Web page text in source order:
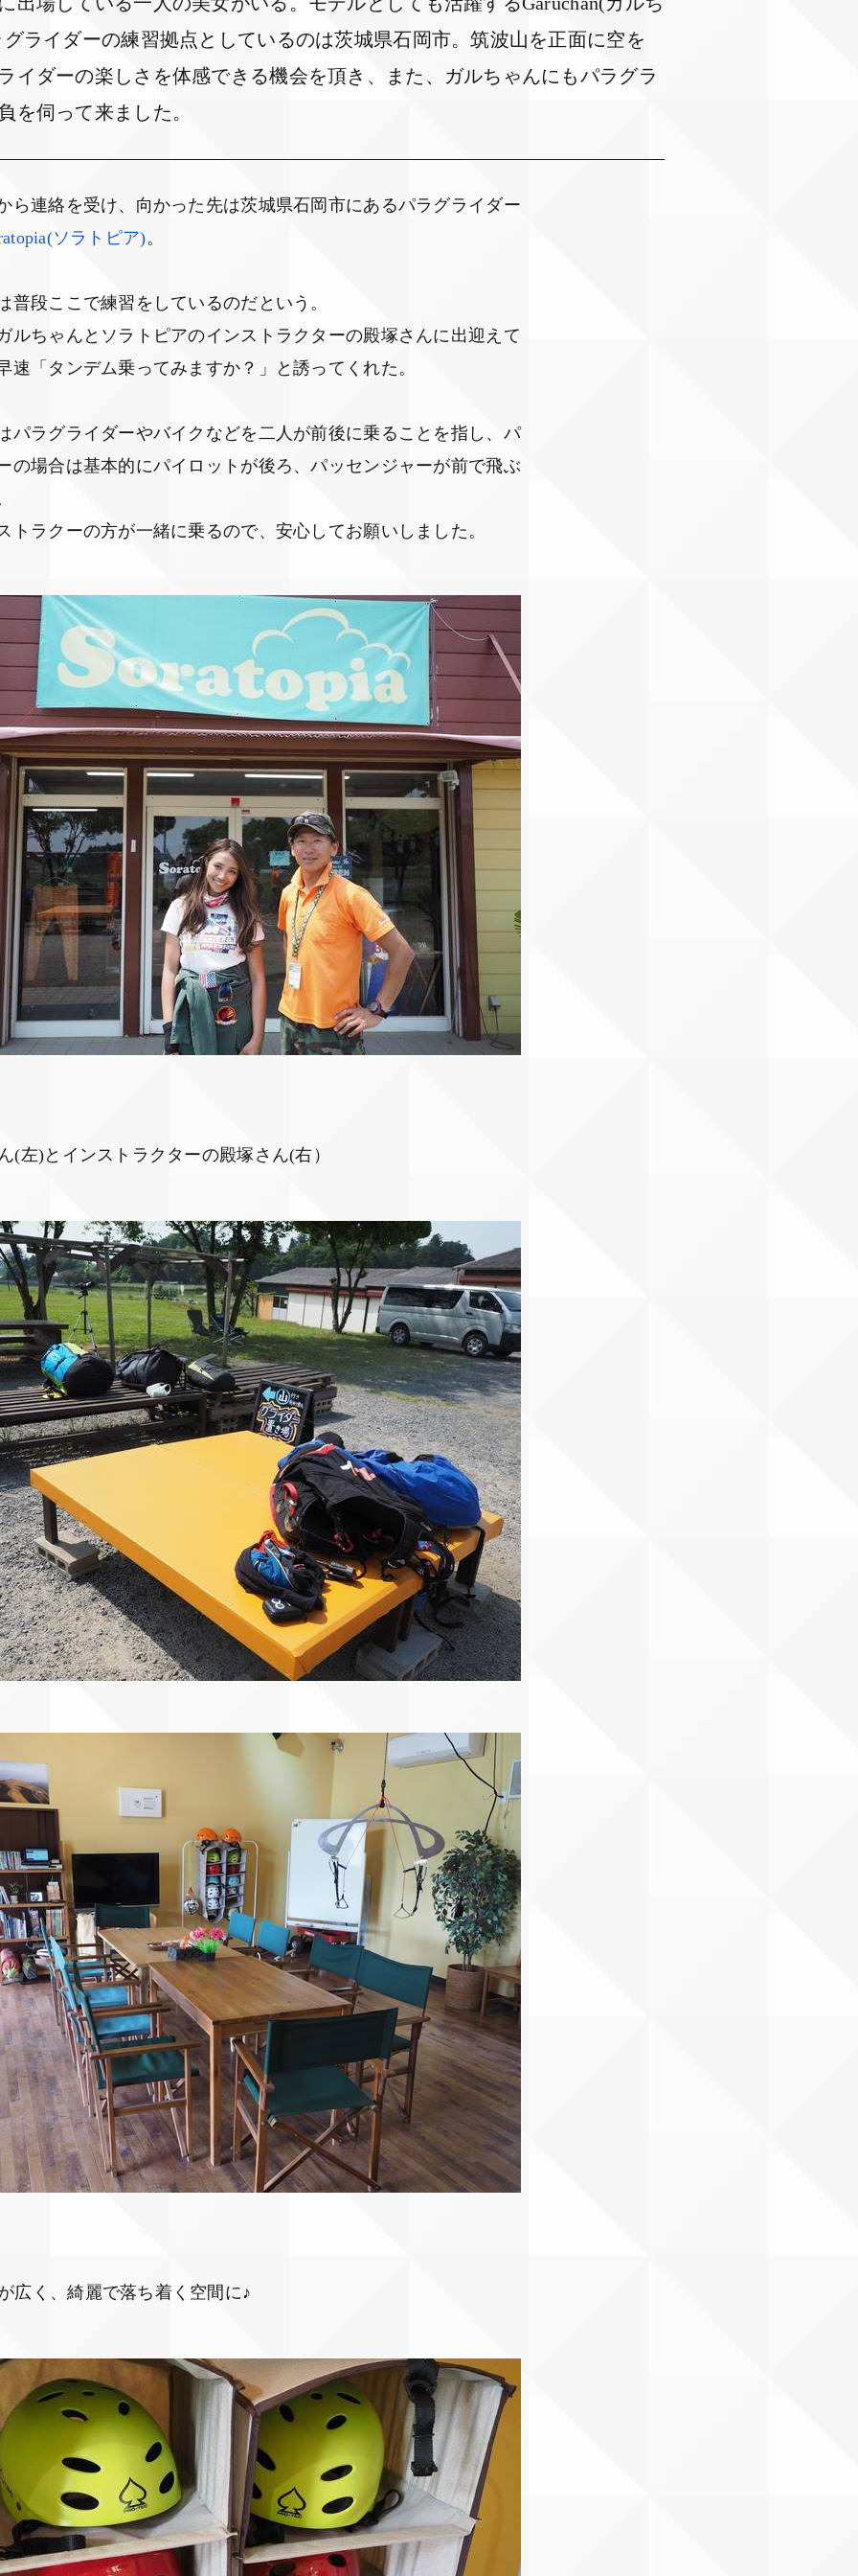
ライダーの練習拠点としているのは茨城県石岡市。筑波山を正面に空を
イダーの楽しさを体感できる機会を頂き、また、ガルちゃんにもパラグラ
を伺って来ました。
ら連絡を受け、向かった先は茨城県石岡市にあるパラグライダー
ソラトピア)。
普段ここで練習をしているのだという。
ルちゃんとソラトピアのインストラクターの殿塚さんに出迎えて
速「タンデム乗ってみますか？」と誘ってくれた。
パラグライダーやバイクなどを二人が前後に乗ることを指し、パ
の場合は基本的にパイロットが後ろ、パッセンジャーが前で飛ぶ
トラクーの方が一緒に乗るので、安心してお願いしました。
(左)とインストラクターの殿塚さん(右）
広く、綺麗で落ち着く空間に♪